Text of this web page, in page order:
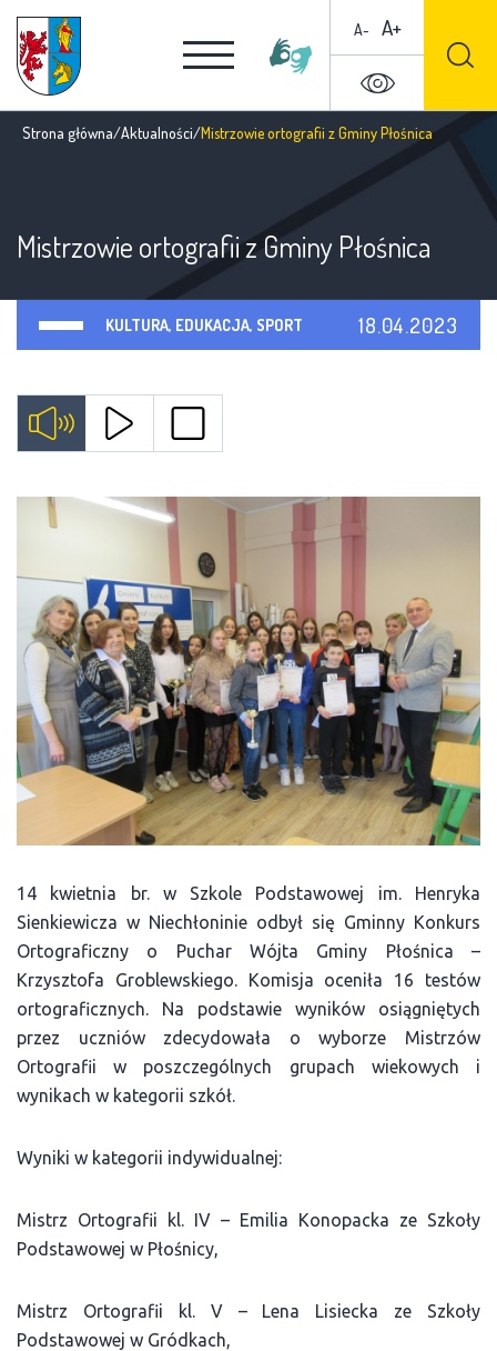
A- A+
Strona główna/Aktualności/Mistrzowie ortografii z Gminy Płośnica
Mistrzowie ortografii z Gminy Płośnica
KULTURA, EDUKACJA, SPORT 18.04.2023
14 kwietnia br. w Szkole Podstawowej im. Henryka
Sienkiewicza w Niechłoninie odbył się Gminny Konkurs
Ortograficzny o Puchar Wójta Gminy Płośnica –
Krzysztofa Groblewskiego. Komisja oceniła 16 testów
ortograficznych. Na podstawie wyników osiągniętych
przez uczniów zdecydowała o wyborze Mistrzów
Ortografii w poszczególnych grupach wiekowych i
wynikach w kategorii szkół.
Wyniki w kategorii indywidualnej:
Mistrz Ortografii kl. IV – Emilia Konopacka ze Szkoły
Podstawowej w Płośnicy,
Mistrz Ortografii kl. V – Lena Lisiecka ze Szkoły
Podstawowej w Gródkach,